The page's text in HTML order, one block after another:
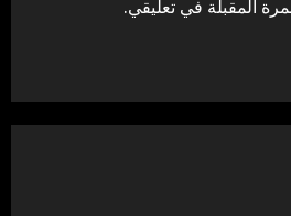
المقبلة في تعليقي.